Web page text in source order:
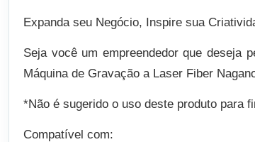
Expanda seu Negócio, Inspire sua
Seja você um empreendedor que deseja
Máquina de Gravação a Laser Fiber
*Não é sugerido o uso deste produto para
Compatível com: